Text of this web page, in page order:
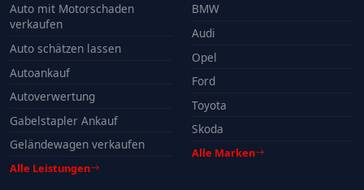
Auto mit Motorschaden
verkaufen
Auto schätzen lassen
Autoankauf
Autoverwertung
Gabelstapler Ankauf
Geländewagen verkaufen
Alle Leistungen
BMW
Audi
Opel
Ford
Toyota
Skoda
Alle Marken